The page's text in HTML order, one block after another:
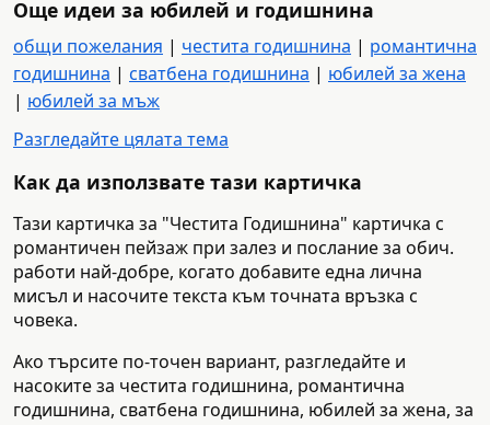
Още идеи за юбилей и годишнина
общи пожелания | честита годишнина | романтична
годишнина | сватбена годишнина | юбилей за жена
| юбилей за мъж
Разгледайте цялата тема
Как да използвате тази картичка
Тази картичка за "Честита Годишнина" картичка с
романтичен пейзаж при залез и послание за обич.
работи най-добре, когато добавите една лична
мисъл и насочите текста към точната връзка с
човека.
Ако търсите по-точен вариант, разгледайте и
насоките за честита годишнина, романтична
годишнина, сватбена годишнина, юбилей за жена, за